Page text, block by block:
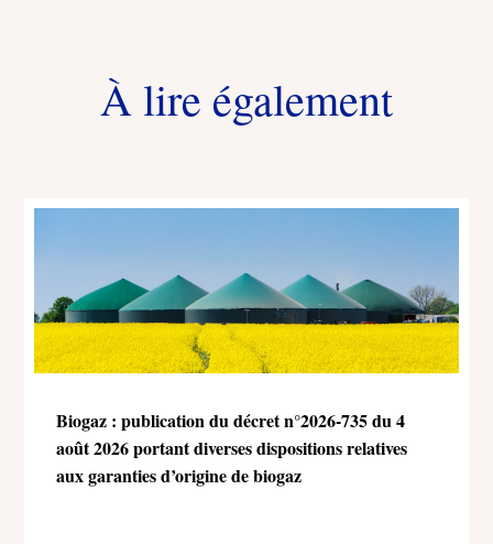
À lire également
Biogaz : publication du décret n°2026-735 du 4
août 2026 portant diverses dispositions relatives
aux garanties d’origine de biogaz